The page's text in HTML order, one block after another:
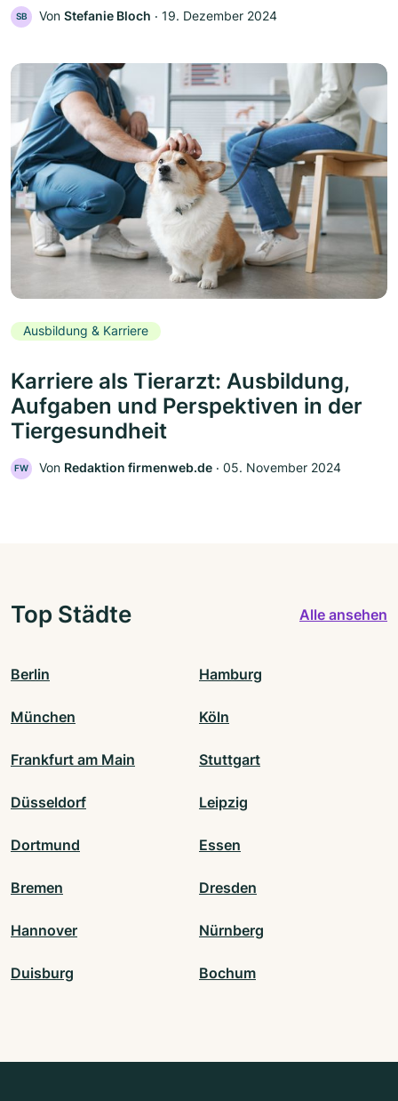
SB Von Stefanie Bloch ‧ 19. Dezember 2024
Ausbildung & Karriere
Karriere als Tierarzt: Ausbildung,
Aufgaben und Perspektiven in der
Tiergesundheit
FW Von Redaktion firmenweb.de ‧ 05. November 2024
Top Städte Alle ansehen
Berlin Hamburg
München Köln
Frankfurt am Main Stuttgart
Düsseldorf Leipzig
Dortmund Essen
Bremen Dresden
Hannover Nürnberg
Duisburg Bochum